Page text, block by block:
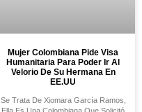
Mujer Colombiana Pide Visa
Humanitaria Para Poder Ir Al
Velorio De Su Hermana En
EE.UU
Se Trata De Xiomara García Ramos,